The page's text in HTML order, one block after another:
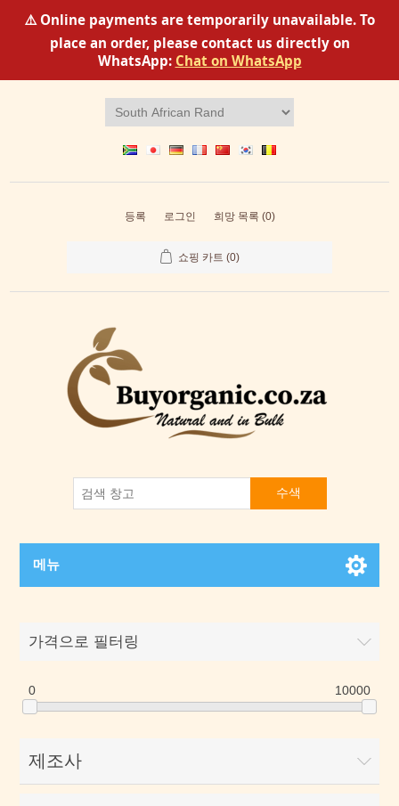
⚠️ Online payments are temporarily unavailable. To
place an order, please contact us directly on
WhatsApp: Chat on WhatsApp
등록 로그인 희망 목록 (0)
쇼핑 카트 (0)
수색
메뉴
가격으로 필터링
0 10000
제조사